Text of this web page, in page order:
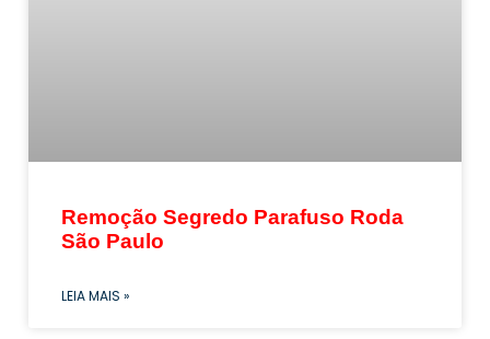
Remoção Segredo Parafuso Roda
São Paulo
LEIA MAIS »